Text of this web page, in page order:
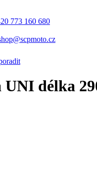
773 160 680
délka